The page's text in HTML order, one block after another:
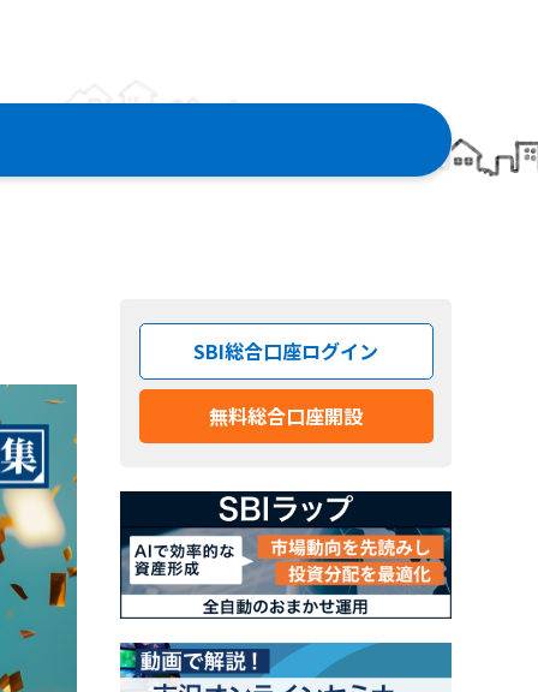
SBI総合口座ログイン
無料総合口座開設